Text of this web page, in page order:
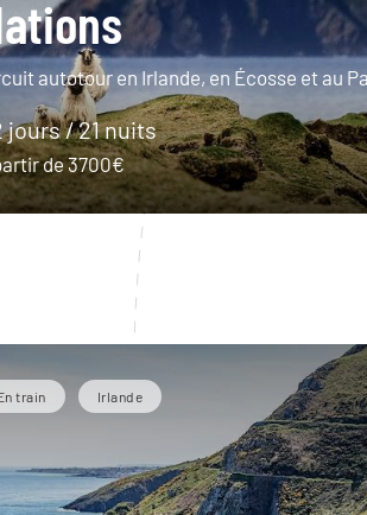
autotour en Irlande, en Écosse et au
jours / 21 nuits
de 3700€
train Irlande